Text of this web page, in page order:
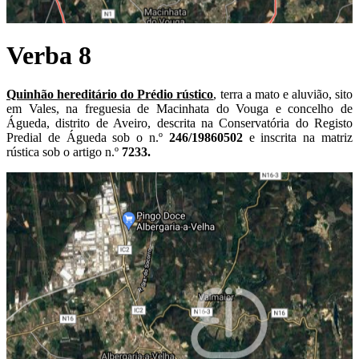
Verba 8
Quinhão hereditário do Prédio rústico, terra a mato e aluvião, sito
em Vales, na freguesia de Macinhata do Vouga e concelho de
Águeda, distrito de Aveiro, descrita na Conservatória do Registo
Predial de Águeda sob o n.º 246/19860502 e inscrita na matriz
rústica sob o artigo n.º 7233.